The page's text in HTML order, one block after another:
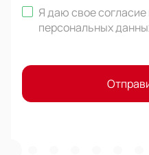
Я даю свое согласие
персональных